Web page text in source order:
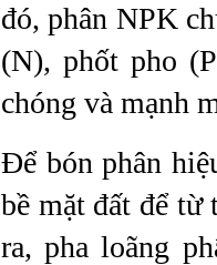
đó, phân NPK
(N), phốt pho
chóng và mạnh
Để bón phân
bề mặt đất để
ra, pha loãng